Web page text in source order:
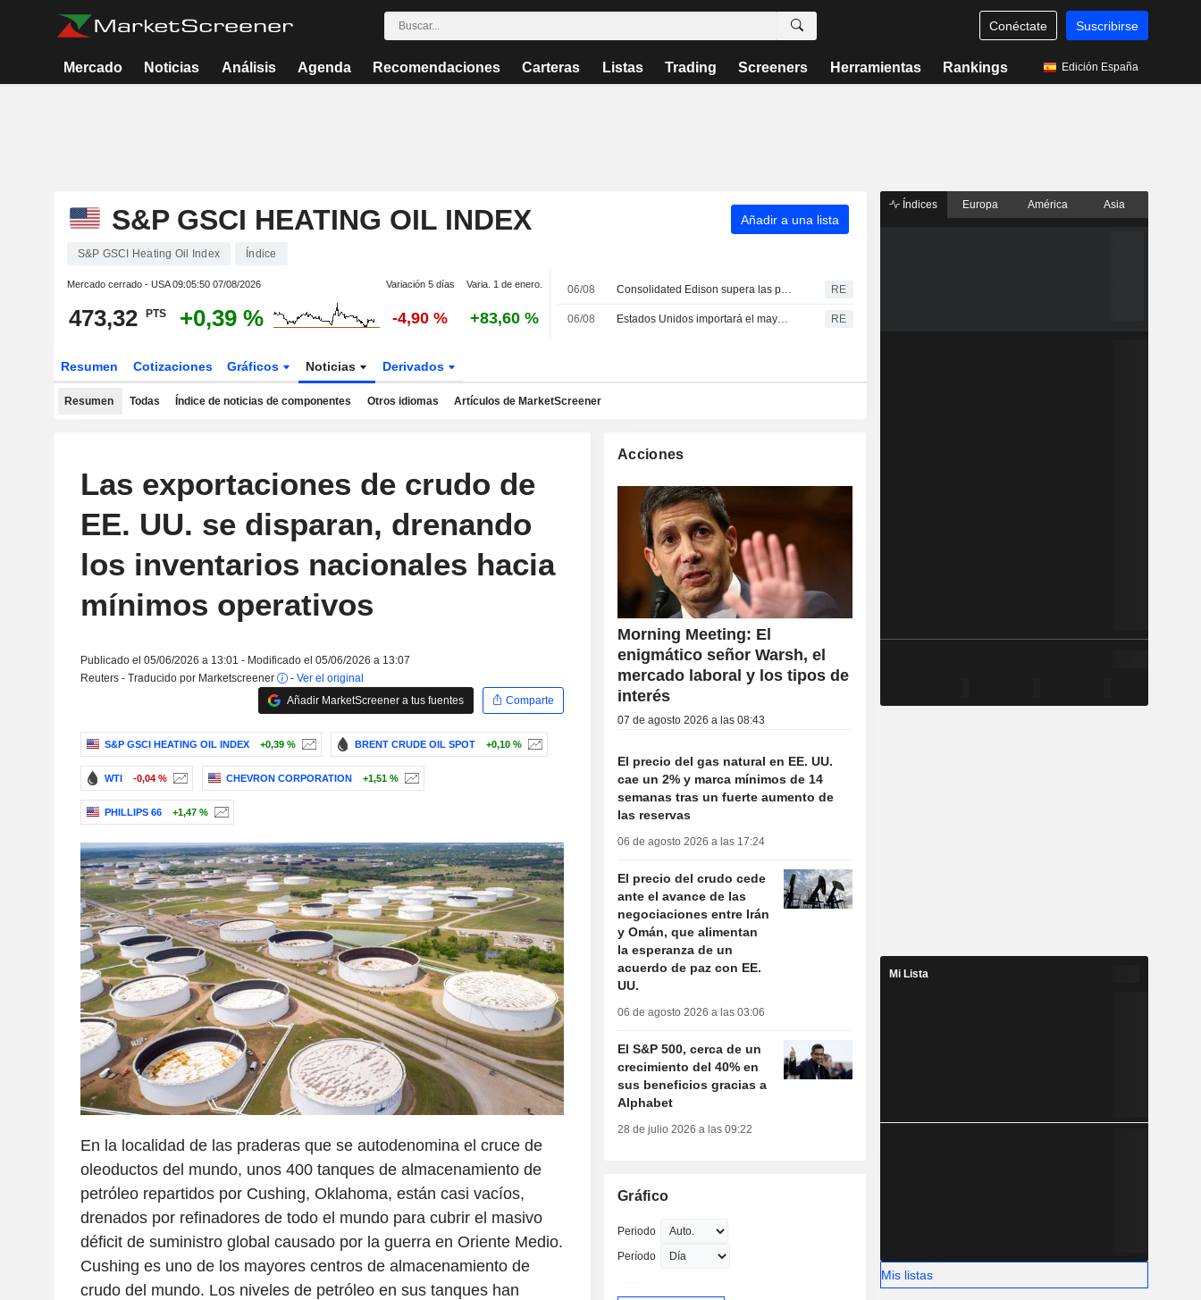
Conéctate Suscribirse
Mercado Noticias Análisis Agenda Recomendaciones Carteras Listas Trading Screeners Herramientas Rankings Edición España
S&P GSCI HEATING OIL INDEX Añadir a una lista
S&P GSCI Heating Oil Index Índice
Mercado cerrado - USA09:05:50 07/08/2026 Variación 5 días Varia. 1 de enero.
473,32 PTS +0,39 % -4,90 % +83,60 %
06/08 Consolidated Edison supera las previsiones de beneficios gracias a la fuerte demanda de energía RE
06/08 Estados Unidos importará el mayor volumen de crudo de Oriente Próximo desde el inicio de la guerra con Irán RE
Resumen Cotizaciones Gráficos Noticias Derivados
Resumen Todas Índice de noticias de componentes Otros idiomas Artículos de MarketScreener
Las exportaciones de crudo de
EE. UU. se disparan, drenando
los inventarios nacionales hacia
mínimos operativos
Publicado el 05/06/2026 a 13:01 - Modificado el 05/06/2026 a 13:07
Reuters - Traducido por Marketscreener
- Ver el original
Añadir MarketScreener a tus fuentes
Comparte
S&P GSCI HEATING OIL INDEX +0,39 % BRENT CRUDE OIL SPOT +0,10 %
WTI -0,04 % CHEVRON CORPORATION +1,51 %
PHILLIPS 66 +1,47 %
En la localidad de las praderas que se autodenomina el cruce de
oleoductos del mundo, unos 400 tanques de almacenamiento de
petróleo repartidos por Cushing, Oklahoma, están casi vacíos,
drenados por refinadores de todo el mundo para cubrir el masivo
déficit de suministro global causado por la guerra en Oriente Medio.
Cushing es uno de los mayores centros de almacenamiento de
crudo del mundo. Los niveles de petróleo en sus tanques han
Acciones
Morning Meeting: El
enigmático señor Warsh, el
mercado laboral y los tipos de
interés
07 de agosto 2026 a las 08:43
El precio del gas natural en EE. UU.
cae un 2% y marca mínimos de 14
semanas tras un fuerte aumento de
las reservas
06 de agosto 2026 a las 17:24
El precio del crudo cede
ante el avance de las
negociaciones entre Irán
y Omán, que alimentan
la esperanza de un
acuerdo de paz con EE.
UU.
06 de agosto 2026 a las 03:06
El S&P 500, cerca de un
crecimiento del 40% en
sus beneficios gracias a
Alphabet
28 de julio 2026 a las 09:22
Gráfico
Periodo
Período
Índices Europa América Asia
Mi Lista
Mis listas